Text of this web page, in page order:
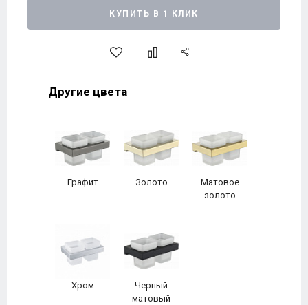
КУПИТЬ В 1 КЛИК
Другие цвета
Графит Золото
Матовое
золото
Хром
Черный
матовый